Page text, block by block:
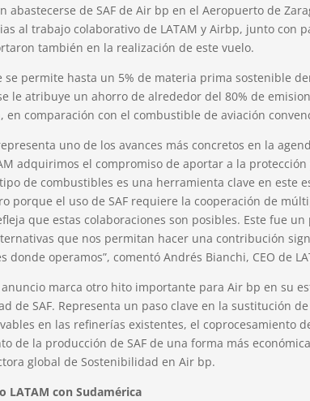
abastecerse de SAF de Air bp en el Aeropuerto de
al trabajo colaborativo de LATAM y Airbp, junto con
también en la realización de este vuelo.
se permite hasta un 5% de materia prima sostenible
le atribuye un ahorro de alrededor del 80% de
en comparación con el combustible de aviación
uno de los avances más concretos en la
adquirimos el compromiso de aportar a la
de combustibles es una herramienta clave en este
porque el uso de SAF requiere la cooperación de
que estas colaboraciones son posibles. Este fue
que nos permitan hacer una contribución
donde operamos”, comentó Andrés Bianchi, CEO de
anuncio marca otro hito importante para Air bp en su
de SAF. Representa un paso clave en la sustitución
en las refinerías existentes, el coprocesamiento
de la producción de SAF de una forma más
global de Sostenibilidad en Air bp.
LATAM con Sudamérica